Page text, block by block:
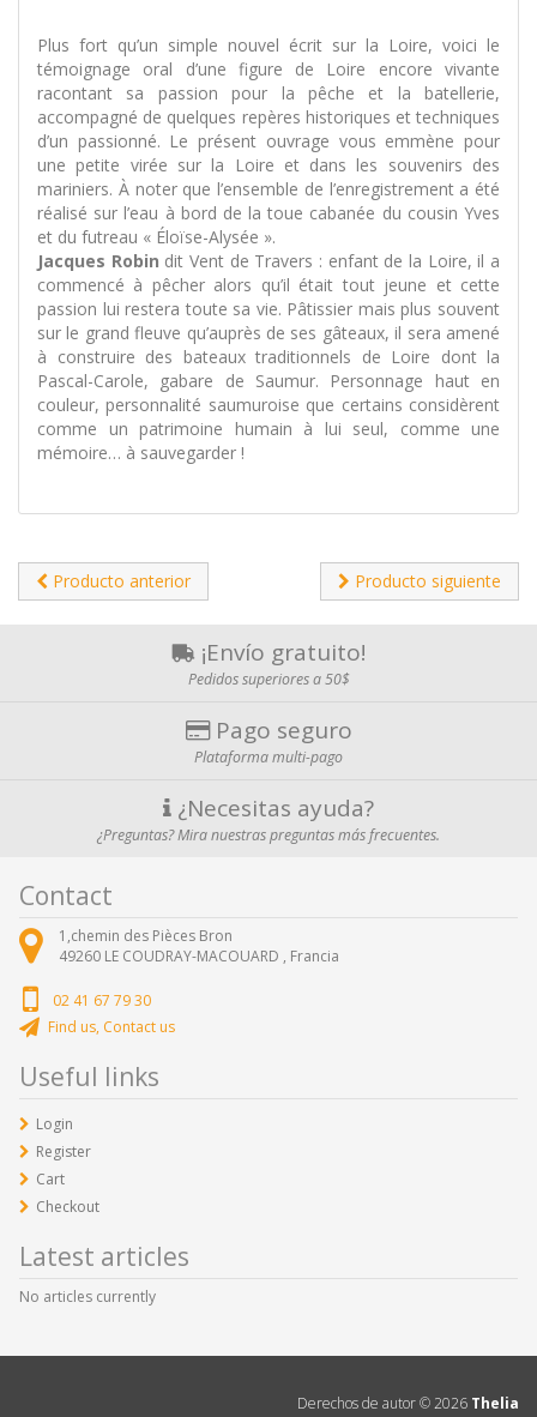
Plus fort qu’un simple nouvel écrit sur la Loire, voici le
témoignage oral d’une figure de Loire encore vivante
racontant sa passion pour la pêche et la batellerie,
accompagné de quelques repères historiques et techniques
d’un passionné. Le présent ouvrage vous emmène pour
une petite virée sur la Loire et dans les souvenirs des
mariniers. À noter que l’ensemble de l’enregistrement a été
réalisé sur l’eau à bord de la toue cabanée du cousin Yves
et du futreau « Éloïse-Alysée ».
Jacques Robin dit Vent de Travers : enfant de la Loire, il a
commencé à pêcher alors qu’il était tout jeune et cette
passion lui restera toute sa vie. Pâtissier mais plus souvent
sur le grand fleuve qu’auprès de ses gâteaux, il sera amené
à construire des bateaux traditionnels de Loire dont la
Pascal-Carole, gabare de Saumur. Personnage haut en
couleur, personnalité saumuroise que certains considèrent
comme un patrimoine humain à lui seul, comme une
mémoire… à sauvegarder !
Producto anterior Producto siguiente
¡Envío gratuito!
Pedidos superiores a 50$
Pago seguro
Plataforma multi-pago
¿Necesitas ayuda?
¿Preguntas? Mira nuestras preguntas más frecuentes.
Contact
1,chemin des Pièces Bron
49260 LE COUDRAY-MACOUARD , Francia
02 41 67 79 30
Find us, Contact us
Useful links
Login
Register
Cart
Checkout
Latest articles
No articles currently
Derechos de autor ©2026 Thelia